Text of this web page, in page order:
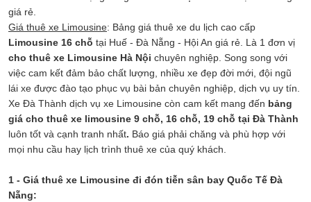
giá rẻ.
Giá thuê xe Limousine: Bảng giá thuê xe du lịch cao cấp
Limousine 16 chỗ tại Huế - Đà Nẵng - Hội An giá rẻ. Là 1 đơn vị
cho thuê xe Limousine Hà Nội chuyên nghiệp. Song song với
việc cam kết đảm bảo chất lượng, nhiều xe đẹp đời mới, đội ngũ
lái xe được đào tạo phục vụ bài bản chuyên nghiệp, dịch vụ uy tín.
Xe Đà Thành dịch vụ xe Limousine còn cam kết mang đến bảng
giá cho thuê xe limousine 9 chỗ, 16 chỗ, 19 chỗ tại Đà Thành
luôn tốt và cạnh tranh nhất. Báo giá phải chăng và phù hợp với
mọi nhu cầu hay lịch trình thuê xe của quý khách.
1 - Giá thuê xe Limousine đi đón tiễn sân bay Quốc Tế Đà
Nẵng: